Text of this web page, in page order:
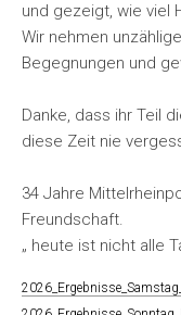
und gezeigt, wie viel
Wir nehmen
Begegnungen und
Danke, dass ihr Teil
diese Zeit nie
34 Jahre
Freundschaft.
„ heute ist nicht alle